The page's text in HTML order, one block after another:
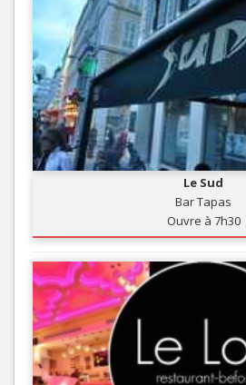
Le Sud
Bar Tapas
Ouvre à 7h30